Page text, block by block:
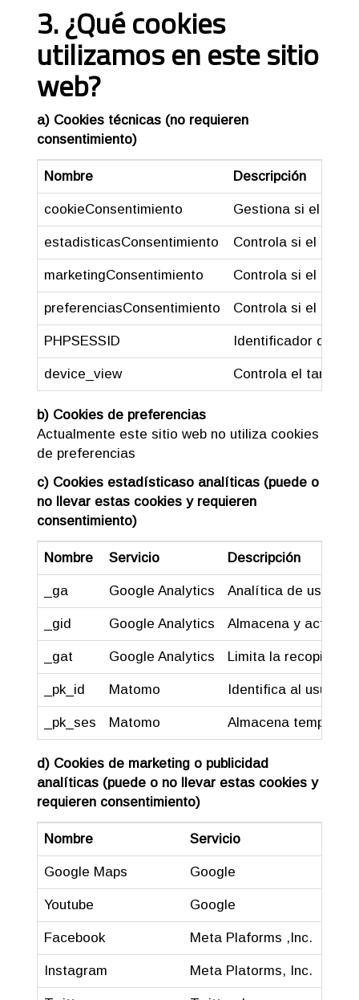
3. ¿Qué cookies
utilizamos en este sitio
web?
a) Cookies técnicas (no requieren
consentimiento)
Nombre Descripción
cookieConsentimiento Gestiona si el
estadisticasConsentimiento Controla si el
marketingConsentimiento Controla si el
preferenciasConsentimiento Controla si el
PHPSESSID Identificador de la
device_view Controla el
b) Cookies de preferencias
Actualmente este sitio web no utiliza cookies
de preferencias
c) Cookies estadísticaso analíticas (puede o
no llevar estas cookies y requieren
consentimiento)
Nombre Servicio Descripción
_ga Google Analytics Analítica de uso: nº
_gid Google Analytics Almacena y
_gat Google Analytics Limita la
_pk_id Matomo Identifica al usuario
_pk_ses Matomo Almacena
d) Cookies de marketing o publicidad
analíticas (puede o no llevar estas cookies y
requieren consentimiento)
Nombre Servicio
Google Maps Google
Youtube Google
Facebook Meta Plaforms ,Inc.
Instagram Meta Platorms, Inc.